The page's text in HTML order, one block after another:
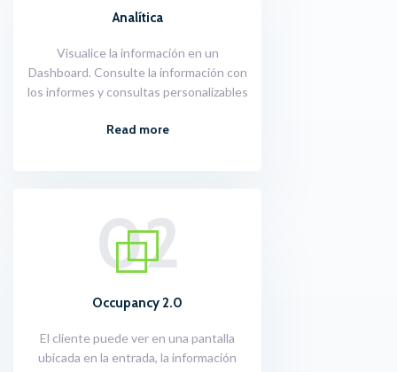
Analítica
Visualice la información en un
Dashboard. Consulte la información con
los informes y consultas personalizables
Read more
02
Occupancy 2.0
El cliente puede ver en una pantalla
ubicada en la entrada, la información